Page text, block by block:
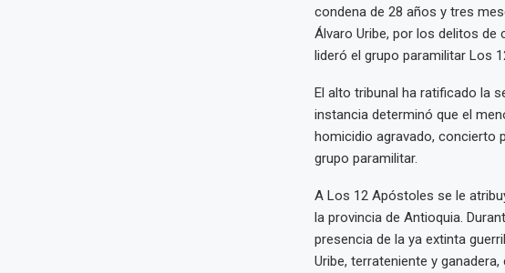
condena de 28 años y tres
Álvaro Uribe, por los delitos de
lideró el grupo paramilitar Los
El alto tribunal ha ratificado la
instancia determinó que el
homicidio agravado, concierto
grupo paramilitar.
A Los 12 Apóstoles se le
la provincia de Antioquia.
presencia de la ya extinta
Uribe, terrateniente y